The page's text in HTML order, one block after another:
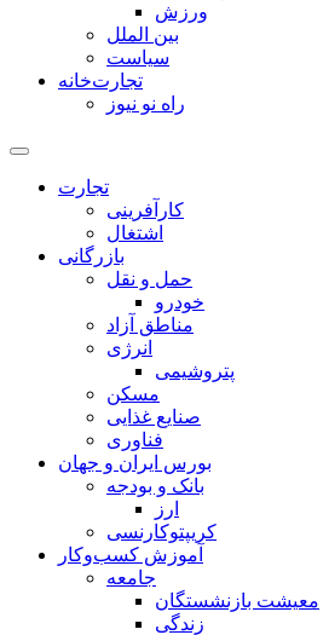
ورزش
بین الملل
سیاست
تجارت‌خانه
راه نو نیوز
تجارت
کارآفرینی
اشتغال
بازرگانی
حمل و نقل
خودرو
مناطق آزاد
انرژی
پتروشیمی
مسکن
صنایع غذایی
فناوری
بورس ایران و جهان
بانک و بودجه
ارز
کریپتوکارنسی
آموزش کسب‌وکار
جامعه
معیشت بازنشستگان
زندگی